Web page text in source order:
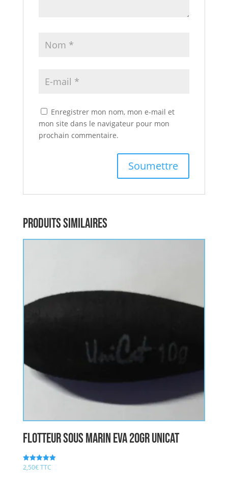
Enregistrer mon nom, mon e-mail et
mon site dans le navigateur pour mon
prochain commentaire.
Produits similaires
flotteur sous marin EVA 20gr UNICAT
Note
5.00
2,50€TTC